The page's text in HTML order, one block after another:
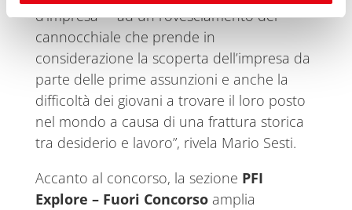
d’impresa – ad un rovesciamento del
cannocchiale che prende in
considerazione la scoperta dell’impresa da
parte delle prime assunzioni e anche la
difficoltà dei giovani a trovare il loro posto
nel mondo a causa di una frattura storica
tra desiderio e lavoro”, rivela Mario Sesti.
Accanto al concorso, la sezione PFI
Explore – Fuori Concorsoamplia